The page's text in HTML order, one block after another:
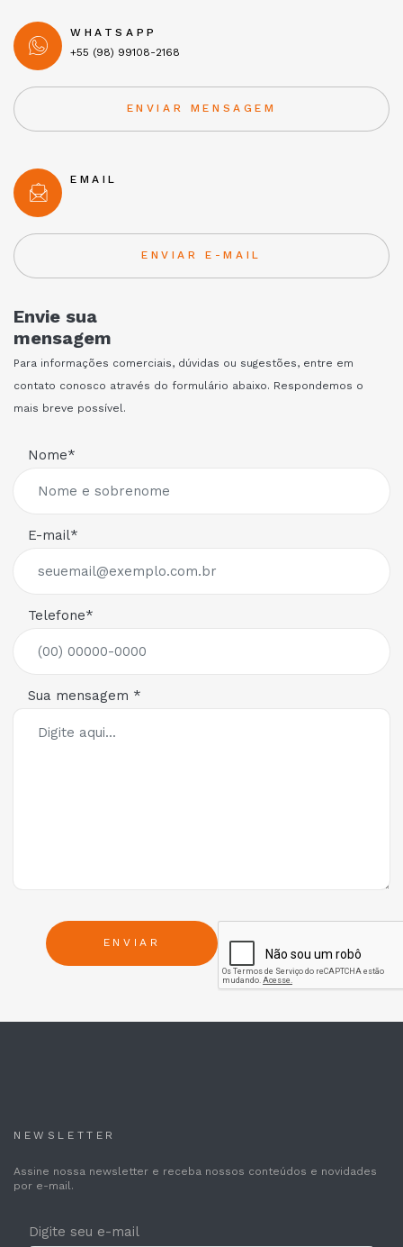
WHATSAPP
+55 (98) 99108-2168
ENVIAR MENSAGEM
EMAIL
ENVIAR E-MAIL
Envie sua
mensagem
Para informações comerciais, dúvidas ou sugestões, entre em
contato conosco através do formulário abaixo. Respondemos o
mais breve possível.
Nome*
E-mail*
Telefone*
Sua mensagem *
ENVIAR
NEWSLETTER
Assine nossa newsletter e receba nossos conteúdos e novidades
por e-mail.
Digite seu e-mail